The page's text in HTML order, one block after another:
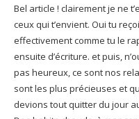
Bel article ! clairement je ne
ceux qui t’envient. Oui tu
effectivement comme tu le
ensuite d’écriture. et puis,
pas heureux, ce sont nos
sont les plus précieuses et
devions tout quitter du jour